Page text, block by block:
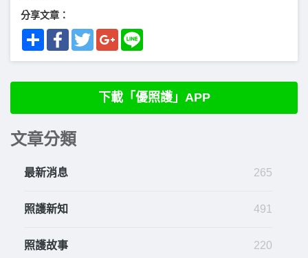
分享文章：
Share FacebookTwitterGoogle+
下載「優照護」APP
文章分類
最新消息 265
照護新知 491
照護故事 220